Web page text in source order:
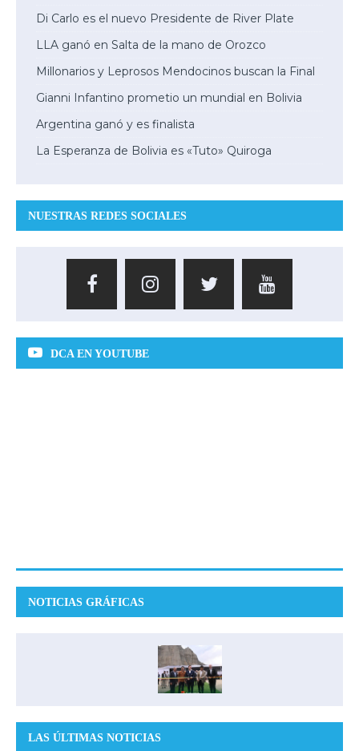
Di Carlo es el nuevo Presidente de River Plate
LLA ganó en Salta de la mano de Orozco
Millonarios y Leprosos Mendocinos buscan la Final
Gianni Infantino prometio un mundial en Bolivia
Argentina ganó y es finalista
La Esperanza de Bolivia es «Tuto» Quiroga
NUESTRAS REDES SOCIALES
DCA EN YOUTUBE
NOTICIAS GRÁFICAS
LAS ÚLTIMAS NOTICIAS